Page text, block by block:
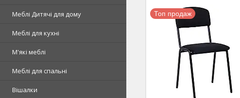
Меблі Дитячі для дому
Меблі для кухні
М'які меблі
Меблі для спальні
Вішалки
Топ продаж